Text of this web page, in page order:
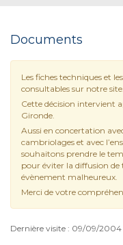
Documents
Les fiches techniques et
consultables sur notre site.
Cette décision intervient
Gironde.
Aussi en concertation
cambriolages et avec
souhaitons prendre le
pour éviter la diffusion
évènement malheureux.
Merci de votre
Dernière visite : 09/09/